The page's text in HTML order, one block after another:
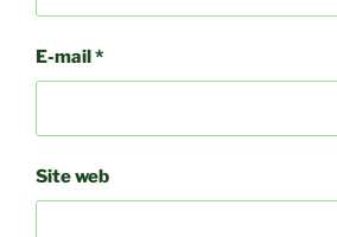
E-mail*
Site web